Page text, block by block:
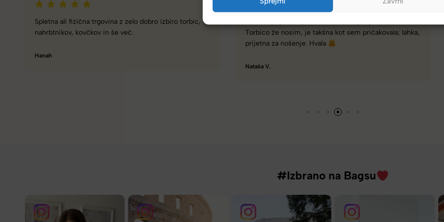
Naročanje pri vas je enostavno, zaupanja vredno.
Torbico že nosim, je takšna kot sem pričakovala; lahka,
razmerje med ceno in kvaliteto. Upam, da ga bom
lahko koristno uporabil na svojem naslednjem
#Izbrano na Bagsu